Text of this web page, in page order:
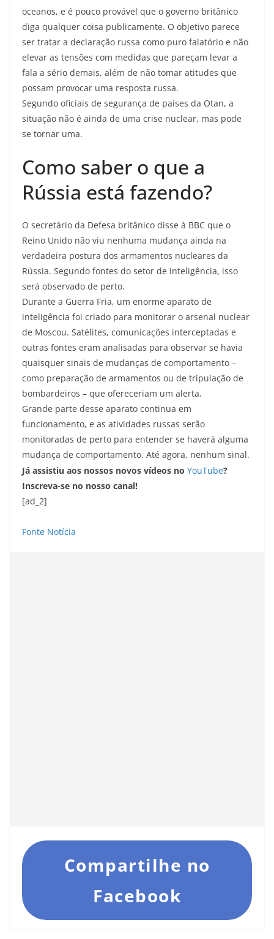
oceanos, e é pouco provável que o governo britânico
diga qualquer coisa publicamente. O objetivo parece
ser tratar a declaração russa como puro falatório e não
elevar as tensões com medidas que pareçam levar a
fala a sério demais, além de não tomar atitudes que
possam provocar uma resposta russa.
Segundo oficiais de segurança de países da Otan, a
situação não é ainda de uma crise nuclear, mas pode
se tornar uma.
Como saber o que a
Rússia está fazendo?
O secretário da Defesa britânico disse à BBC que o
Reino Unido não viu nenhuma mudança ainda na
verdadeira postura dos armamentos nucleares da
Rússia. Segundo fontes do setor de inteligência, isso
será observado de perto.
Durante a Guerra Fria, um enorme aparato de
inteligência foi criado para monitorar o arsenal nuclear
de Moscou. Satélites, comunicações interceptadas e
outras fontes eram analisadas para observar se havia
quaisquer sinais de mudanças de comportamento –
como preparação de armamentos ou de tripulação de
bombardeiros – que ofereceriam um alerta.
Grande parte desse aparato continua em
funcionamento, e as atividades russas serão
monitoradas de perto para entender se haverá alguma
mudança de comportamento. Até agora, nenhum sinal.
Já assistiu aos nossos novos vídeos no YouTube?
Inscreva-se no nosso canal!
[ad_2]
Fonte Notícia
Compartilhe no
Facebook